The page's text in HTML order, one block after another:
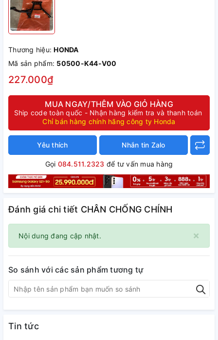
Thương hiệu:HONDA
Mã sản phẩm: 50500-K44-V00
227.000₫
MUA NGAY/THÊM VÀO GIỎ HÀNG
Ship code toàn quốc - Nhận hàng kiểm tra và thanh toán
Chỉ bán hàng chính hãng công ty Honda
Yêu thích Nhắn tin Zalo
Gọi 084.511.2323 để tư vấn mua hàng
Đánh giá chi tiết CHÂN CHỐNG CHÍNH
×
Nội dung đang cập nhật.
So sánh với các sản phẩm tương tự
Tin tức